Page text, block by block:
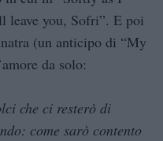
leave you, Sofri”. E poi
(un anticipo di “My
da solo:
che ci resterò di
come sarò contento